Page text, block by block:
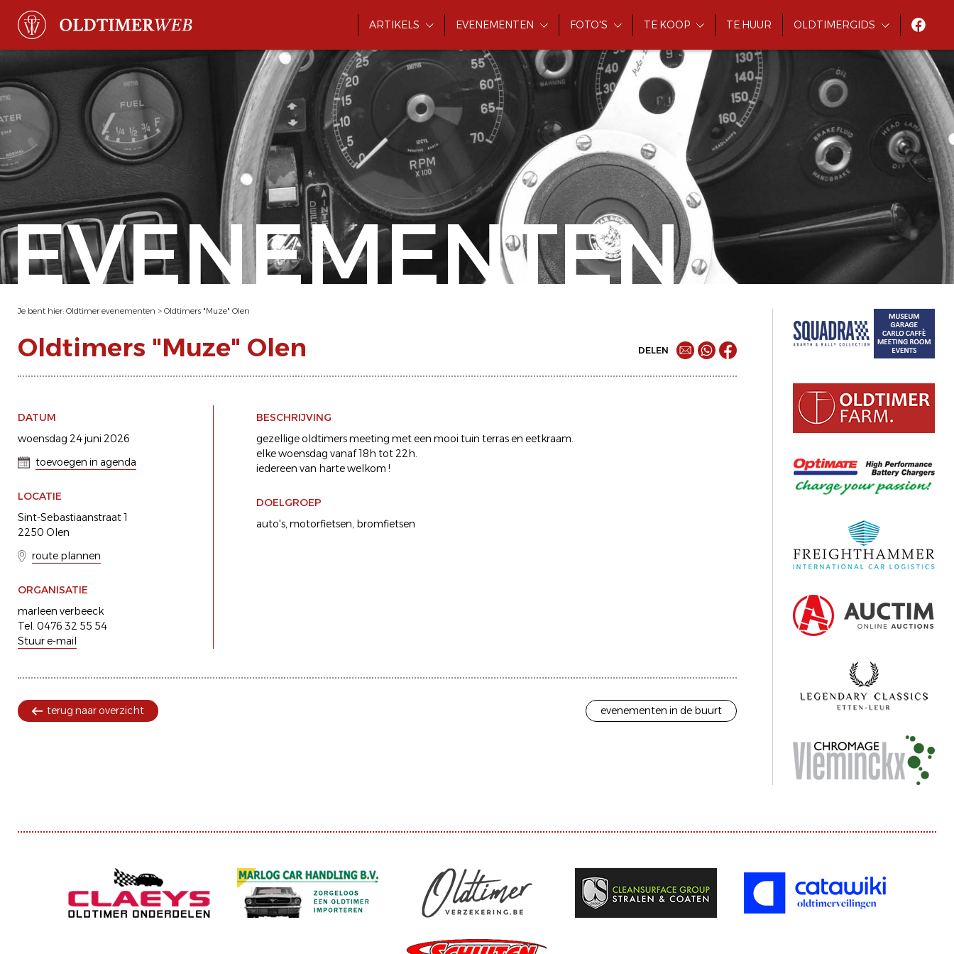
ARTIKELS EVENEMENTEN FOTO'S TE KOOP TE HUUR OLDTIMERGIDS
EVENEMENTEN
Je bent hier: Oldtimer evenementen > Oldtimers "Muze" Olen
Oldtimers "Muze" Olen DELEN
DATUM
woensdag 24 juni 2026
toevoegen in agenda
LOCATIE
Sint-Sebastiaanstraat 1
2250 Olen
route plannen
ORGANISATIE
marleen verbeeck
Tel. 0476 32 55 54
Stuur e-mail
BESCHRIJVING
gezellige oldtimers meeting met een mooi tuin terras en eetkraam.
elke woensdag vanaf 18h tot 22h.
iedereen van harte welkom !
DOELGROEP
auto's motorfietsen bromfietsen
terug naar overzicht evenementen in de buurt